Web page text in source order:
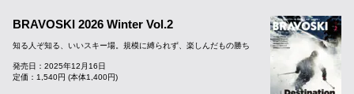
BRAVOSKI 2026 Winter Vol.2
知る人ぞ知る、いいスキー場。規模に縛られず、楽しんだもの勝ち
発売日：2025年12月16日
定価：1,540円 (本体1,400円)